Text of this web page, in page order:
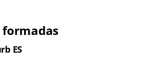
formadas
ES